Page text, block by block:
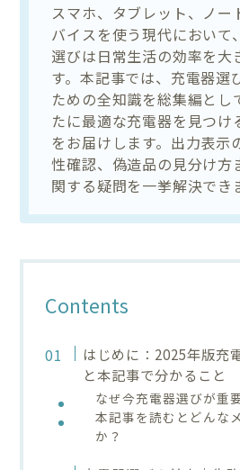
スマホ、タブレット、ノー
バイスを使う現代において
選びは日常生活の効率を大
す。本記事では、充電器選
ための全知識を総集編とし
たに最適な充電器を見つけ
をお届けします。出力表示
性確認、偽造品の見分け方
関する疑問を一挙解決でき
Contents
はじめに：2025年版充
と本記事で分かること
なぜ今充電器選びが重
本記事を読むとどんな
か？